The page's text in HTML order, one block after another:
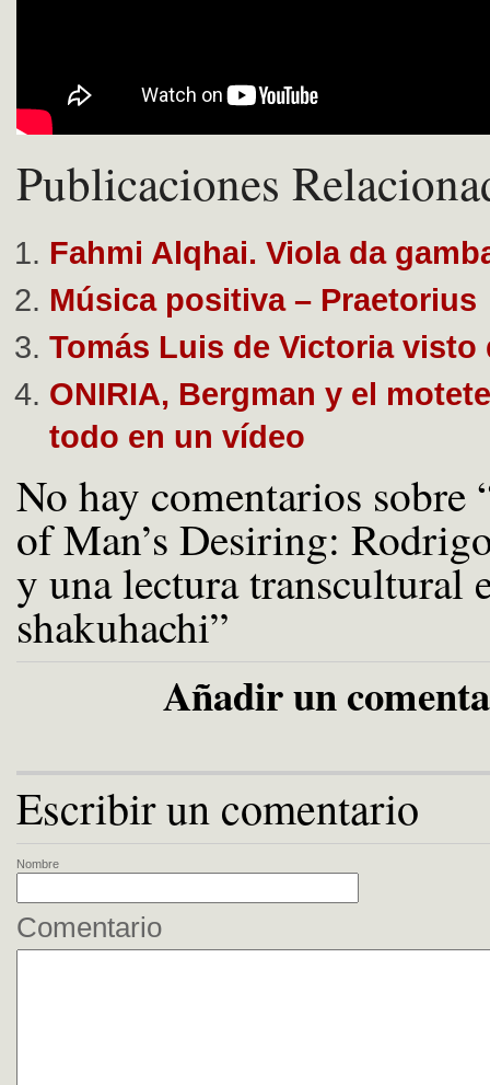
Publicaciones
Fahmi Alqhai. Viola da
Música positiva – Praetorius
Tomás Luis de Victoria visto
ONIRIA, Bergman y el
todo en un vídeo
No hay comentarios sobre
of Man’s Desiring:
y una lectura transcultural
shakuhachi”
Añadir un
Escribir un comentario
Nombre
Comentario